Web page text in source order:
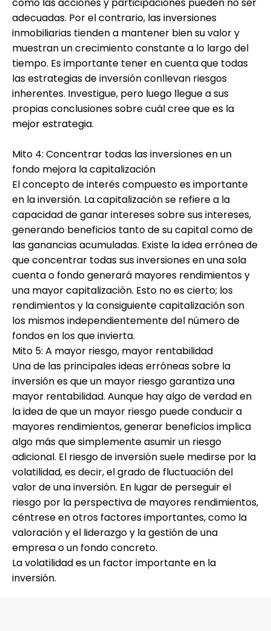
adecuadas. Por el contrario, las inversiones
inmobiliarias tienden a mantener bien su valor y
muestran un crecimiento constante a lo largo del
tiempo. Es importante tener en cuenta que todas
las estrategias de inversión conllevan riesgos
inherentes. Investigue, pero luego llegue a sus
propias conclusiones sobre cuál cree que es la
mejor estrategia.
Mito 4: Concentrar todas las inversiones en un
fondo mejora la capitalización
El concepto de interés compuesto es importante
en la inversión. La capitalización se refiere a la
capacidad de ganar intereses sobre sus intereses,
generando beneficios tanto de su capital como de
las ganancias acumuladas. Existe la idea errónea de
que concentrar todas sus inversiones en una sola
cuenta o fondo generará mayores rendimientos y
una mayor capitalización. Esto no es cierto; los
rendimientos y la consiguiente capitalización son
los mismos independientemente del número de
fondos en los que invierta.
Mito 5: A mayor riesgo, mayor rentabilidad
Una de las principales ideas erróneas sobre la
inversión es que un mayor riesgo garantiza una
mayor rentabilidad. Aunque hay algo de verdad en
la idea de que un mayor riesgo puede conducir a
mayores rendimientos, generar beneficios implica
algo más que simplemente asumir un riesgo
adicional. El riesgo de inversión suele medirse por la
volatilidad, es decir, el grado de fluctuación del
valor de una inversión. En lugar de perseguir el
riesgo por la perspectiva de mayores rendimientos,
céntrese en otros factores importantes, como la
valoración y el liderazgo y la gestión de una
empresa o un fondo concreto.
La volatilidad es un factor importante en la
inversión.